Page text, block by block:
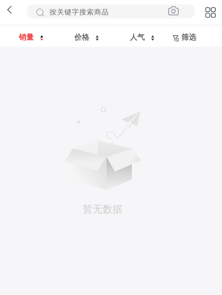
销量 价格 人气 筛选
暂无数据